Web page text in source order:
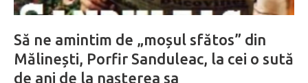
Să ne amintim de „moșul sfătos” din
Mălinești, Porfir Sanduleac, la cei o sută
de ani de la nașterea sa